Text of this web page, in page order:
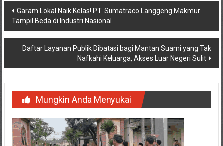
Navigasi
pos
Garam Lokal Naik Kelas! PT. Sumatraco Langgeng Makmur
Tampil Beda di Industri Nasional
Daftar Layanan Publik Dibatasi bagi Mantan Suami yang Tak
Nafkahi Keluarga, Akses Luar Negeri Sulit
Mungkin Anda Menyukai